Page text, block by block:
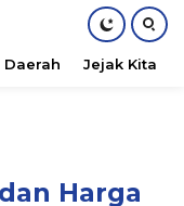
Daerah Jejak Kita
Harga